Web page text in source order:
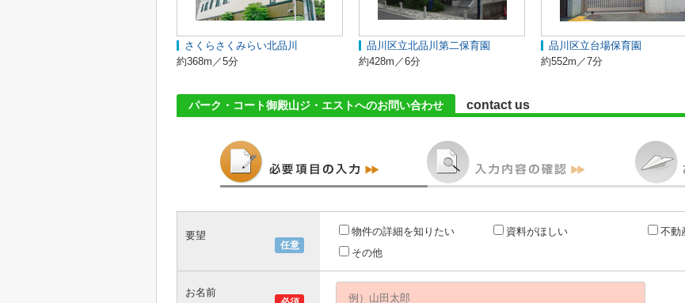
さくらさくみらい北品川
約368m／5分
品川区立北品川第二保育園
約428m／6分
品川区立台場保育園
約552m／7分
パーク・コート御殿山ジ・エストへのお問い合わせ contact us
任意
要望 物件の詳細を知りたい 資料がほしい
不動
その他
お名前